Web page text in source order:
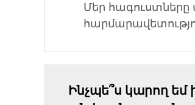
Մեր
Ինչպե՞ս կարող